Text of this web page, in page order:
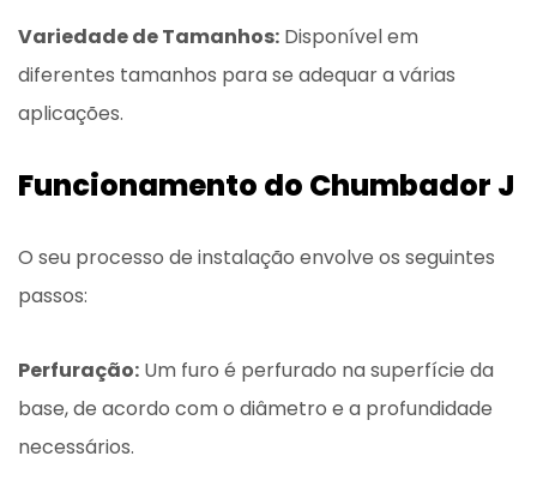
Variedade de Tamanhos: Disponível em
diferentes tamanhos para se adequar a várias
aplicações.
Funcionamento do Chumbador J
O seu processo de instalação envolve os seguintes
passos:
Perfuração: Um furo é perfurado na superfície da
base, de acordo com o diâmetro e a profundidade
necessários.